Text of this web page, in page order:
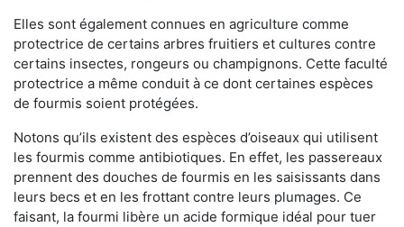
Elles sont également connues en agriculture comme
protectrice de certains arbres fruitiers et cultures contre
certains insectes, rongeurs ou champignons. Cette faculté
protectrice a même conduit à ce dont certaines espèces
de fourmis soient protégées.
Notons qu’ils existent des espèces d’oiseaux qui utilisent
les fourmis comme antibiotiques. En effet, les passereaux
prennent des douches de fourmis en les saisissants dans
leurs becs et en les frottant contre leurs plumages. Ce
faisant, la fourmi libère un acide formique idéal pour tuer